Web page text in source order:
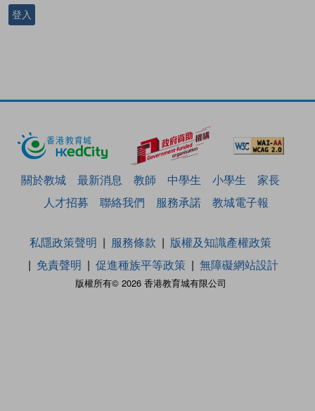
登入
關於教城 最新消息 教師 中學生 小學生
家長
人才招募
聯絡我們 服務承諾 教城電子報
版權所有© 2026 香港教育城有限公司
私隱政策聲明 服務條款
版權及知識產權政策
免責聲明
促進種族平等政策 無障礙網站設計